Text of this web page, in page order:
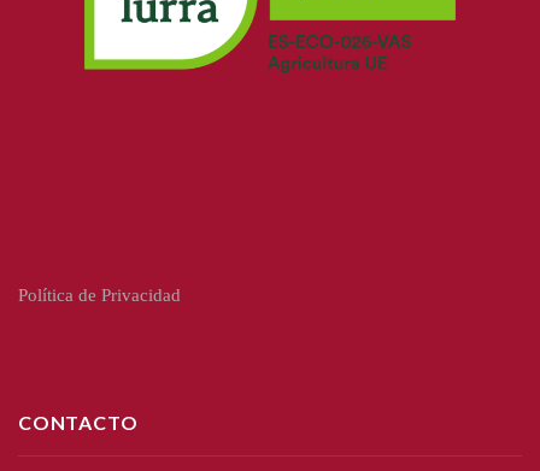
Política de Privacidad
CONTACTO